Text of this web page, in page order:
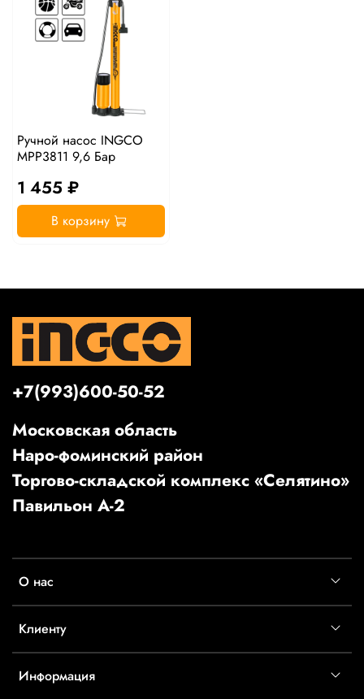
Ручной насос INGCO
MPP3811 9,6 Бар
1 455 ₽
В корзину
О нас
Клиенту
Информация
+7(993)600-50-52
Московская область
Наро-фоминский район
Торгово-складской комплекс «Селятино»
Павильон А-2